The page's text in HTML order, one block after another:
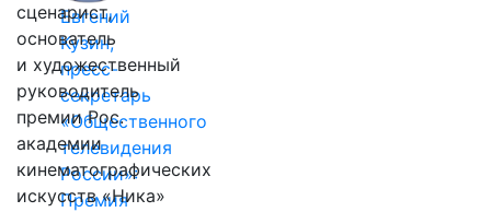
Евгений
Кузин,
пресс-
секретарь
«Общественного
телевидения
России»:
Премия
сценарист,
основатель
и художественный
руководитель
премии Рос.
академии
кинематографических
искусств «Ника»